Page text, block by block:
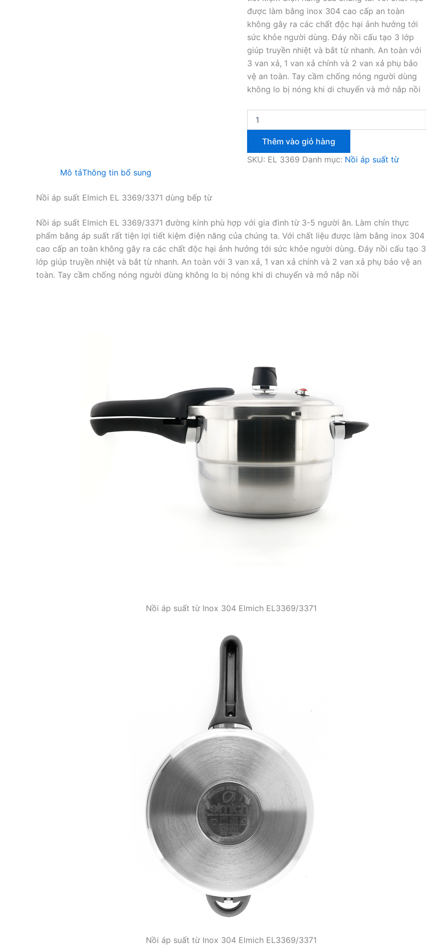
được làm bằng inox 304 cao cấp an toàn
không gây ra các chất độc hại ảnh hưởng tới
sức khỏe người dùng. Đáy nồi cấu tạo 3 lớp
giúp truyền nhiệt và bắt từ nhanh. An toàn với
3 van xả, 1 van xả chính và 2 van xả phụ bảo
vệ an toàn. Tay cầm chống nóng người dùng
không lo bị nóng khi di chuyển và mở nắp nồi
304
Elmich
Thêm vào giỏ hàng
SKU: EL 3369 Danh mục: Nồi áp suất từ
Mô tảThông tin bổ sung
Nồi áp suất Elmich EL 3369/3371 dùng bếp từ
Nồi áp suất Elmich EL 3369/3371 đường kính phù hợp với gia đình từ 3-5 người ăn. Làm chín thực
phẩm bằng áp suất rất tiện lợi tiết kiệm điện năng của chúng ta. Với chất liệu được làm bằng inox 304
cao cấp an toàn không gây ra các chất độc hại ảnh hưởng tới sức khỏe người dùng. Đáy nồi cấu tạo 3
lớp giúp truyền nhiệt và bắt từ nhanh. An toàn với 3 van xả, 1 van xả chính và 2 van xả phụ bảo vệ an
toàn. Tay cầm chống nóng người dùng không lo bị nóng khi di chuyển và mở nắp nồi
Nồi áp suất từ Inox 304 Elmich EL3369/3371
Nồi áp suất từ Inox 304 Elmich EL3369/3371